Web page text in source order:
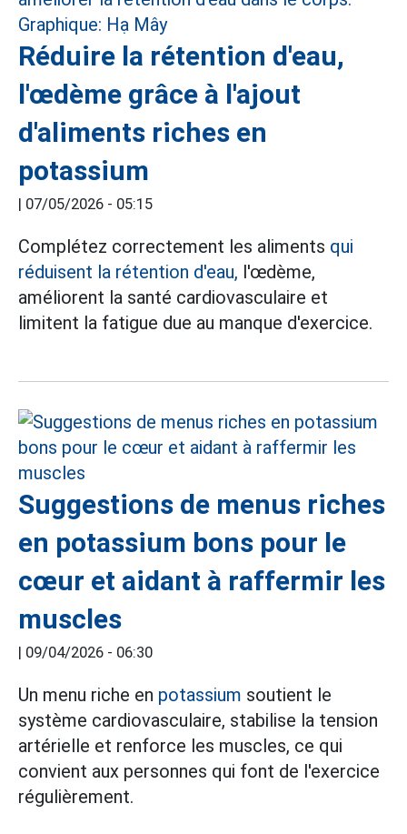
Réduire la rétention d'eau,
l'œdème grâce à l'ajout
d'aliments riches en
potassium
| 07/05/2026 - 05:15
Complétez correctement les aliments qui
réduisent la rétention d'eau, l'œdème,
améliorent la santé cardiovasculaire et
limitent la fatigue due au manque d'exercice.
Suggestions de menus riches
en potassium bons pour le
cœur et aidant à raffermir les
muscles
| 09/04/2026 - 06:30
Un menu riche en potassium soutient le
système cardiovasculaire, stabilise la tension
artérielle et renforce les muscles, ce qui
convient aux personnes qui font de l'exercice
régulièrement.